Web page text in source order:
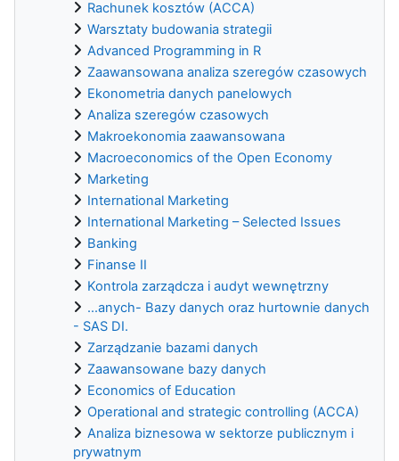
Rachunek kosztów (ACCA)
Warsztaty budowania strategii
Advanced Programming in R
Zaawansowana analiza szeregów czasowych
Ekonometria danych panelowych
Analiza szeregów czasowych
Makroekonomia zaawansowana
Macroeconomics of the Open Economy
Marketing
International Marketing
International Marketing – Selected Issues
Banking
Finanse II
Kontrola zarządcza i audyt wewnętrzny
...anych- Bazy danych oraz hurtownie danych
- SAS DI.
Zarządzanie bazami danych
Zaawansowane bazy danych
Economics of Education
Operational and strategic controlling (ACCA)
Analiza biznesowa w sektorze publicznym i
prywatnym